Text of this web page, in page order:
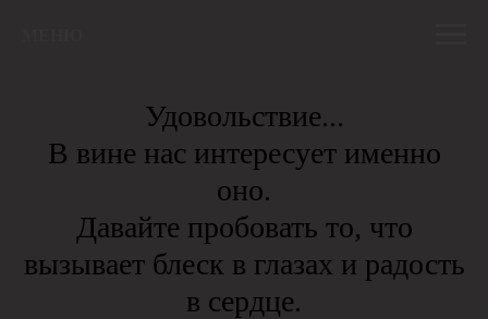
Удовольствие...
В вине нас интересует именно
оно.
Давайте пробовать то, что
вызывает блеск в глазах и радость
в сердце.